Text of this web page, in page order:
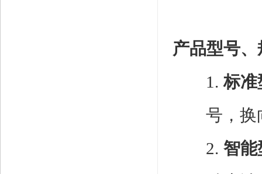
产品型号
1. 标准
号，换
2. 智能